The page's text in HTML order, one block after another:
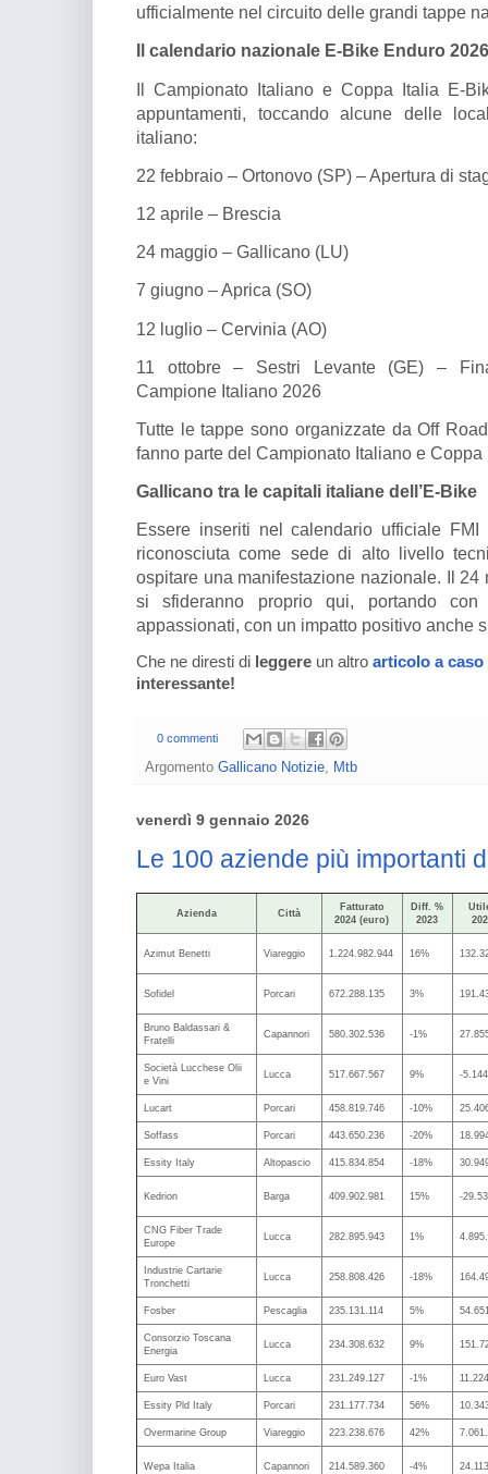
ufficialmente nel circuito delle grandi tappe
Il calendario nazionale E-Bike Enduro 2026
Il Campionato Italiano e Coppa Italia E-
appuntamenti, toccando alcune delle
italiano:
22 febbraio – Ortonovo (SP) – Apertura di
12 aprile – Brescia
24 maggio – Gallicano (LU)
7 giugno – Aprica (SO)
12 luglio – Cervinia (AO)
11 ottobre – Sestri Levante (GE) –
Campione Italiano 2026
Tutte le tappe sono organizzate da Off
fanno parte del Campionato Italiano e
Gallicano tra le capitali italiane dell’E-Bike
Essere inseriti nel calendario ufficiale
riconosciuta come sede di alto livello
ospitare una manifestazione nazionale. Il 24
si sfideranno proprio qui, portando
appassionati, con un impatto positivo anche
Che ne diresti di leggere un altro articolo a caso
interessante!
0 commenti
Argomento Gallicano Notizie Mtb
venerdì 9 gennaio 2026
Le 100 aziende più importanti
Azienda Città
Fatturato
2024 (euro)
Diff. %
2023
Azimut Benetti Viareggio 1.224.982.944 16%
Sofidel Porcari 672.288.135 3%
Bruno Baldassari &
Fratelli
Capannori 580.302.536 -1%
Società Lucchese Olii
e Vini
Lucca 517.667.567 9% -
Lucart Porcari 458.819.746 -10%
Soffass Porcari 443.650.236 -20%
Essity Italy Altopascio 415.834.854 -18%
Kedrion Barga 409.902.981 15% -
CNG Fiber Trade
Europe
Lucca 282.895.943 1%
Industrie Cartarie
Tronchetti
Lucca 258.808.426 -18%
Fosber Pescaglia 235.131.114 5%
Consorzio Toscana
Energia
Lucca 234.308.632 9%
Euro Vast Lucca 231.249.127 -1%
Essity Pld Italy Porcari 231.177.734 56%
Overmarine Group Viareggio 223.238.676 42%
Wepa Italia Capannori 214.589.360 -4%